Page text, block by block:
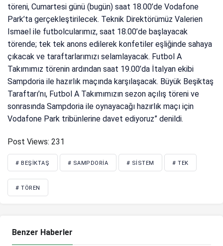
töreni, Cumartesi günü (bugün) saat 18.00’de Vodafone
Park’ta gerçekleştirilecek. Teknik Direktörümüz Valerien
Ismael ile futbolcularımız, saat 18.00’de başlayacak
törende; tek tek anons edilerek konfetiler eşliğinde sahaya
çıkacak ve taraftarlarımızı selamlayacak. Futbol A
Takımımız törenin ardından saat 19.00’da İtalyan ekibi
Sampdoria ile hazırlık maçında karşılaşacak. Büyük Beşiktaş
Taraftarı’nı, Futbol A Takımımızın sezon açılış töreni ve
sonrasında Sampdoria ile oynayacağı hazırlık maçı için
Vodafone Park tribünlerine davet ediyoruz” denildi.
Post Views: 231
# BEŞIKTAŞ # SAMPDORIA # SISTEM # TEK
# TÖREN
Benzer Haberler